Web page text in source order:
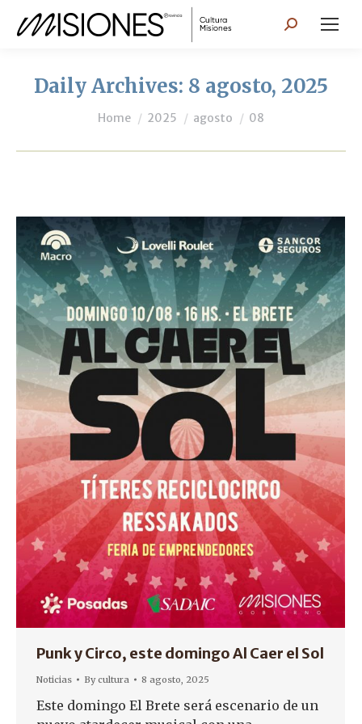
Search:
Daily Archives: 8 agosto, 2025
You are here:
Home 2025 agosto 08
Punk y Circo, este domingo Al Caer el Sol
Noticias Bycultura 8 agosto, 2025
Este domingo El Brete será escenario de un